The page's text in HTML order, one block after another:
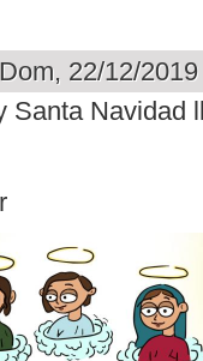
22/12/
Santa Navidad